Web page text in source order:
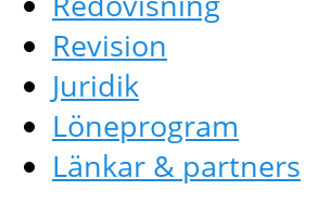
Revision
Juridik
Löneprogram
Länkar & partners